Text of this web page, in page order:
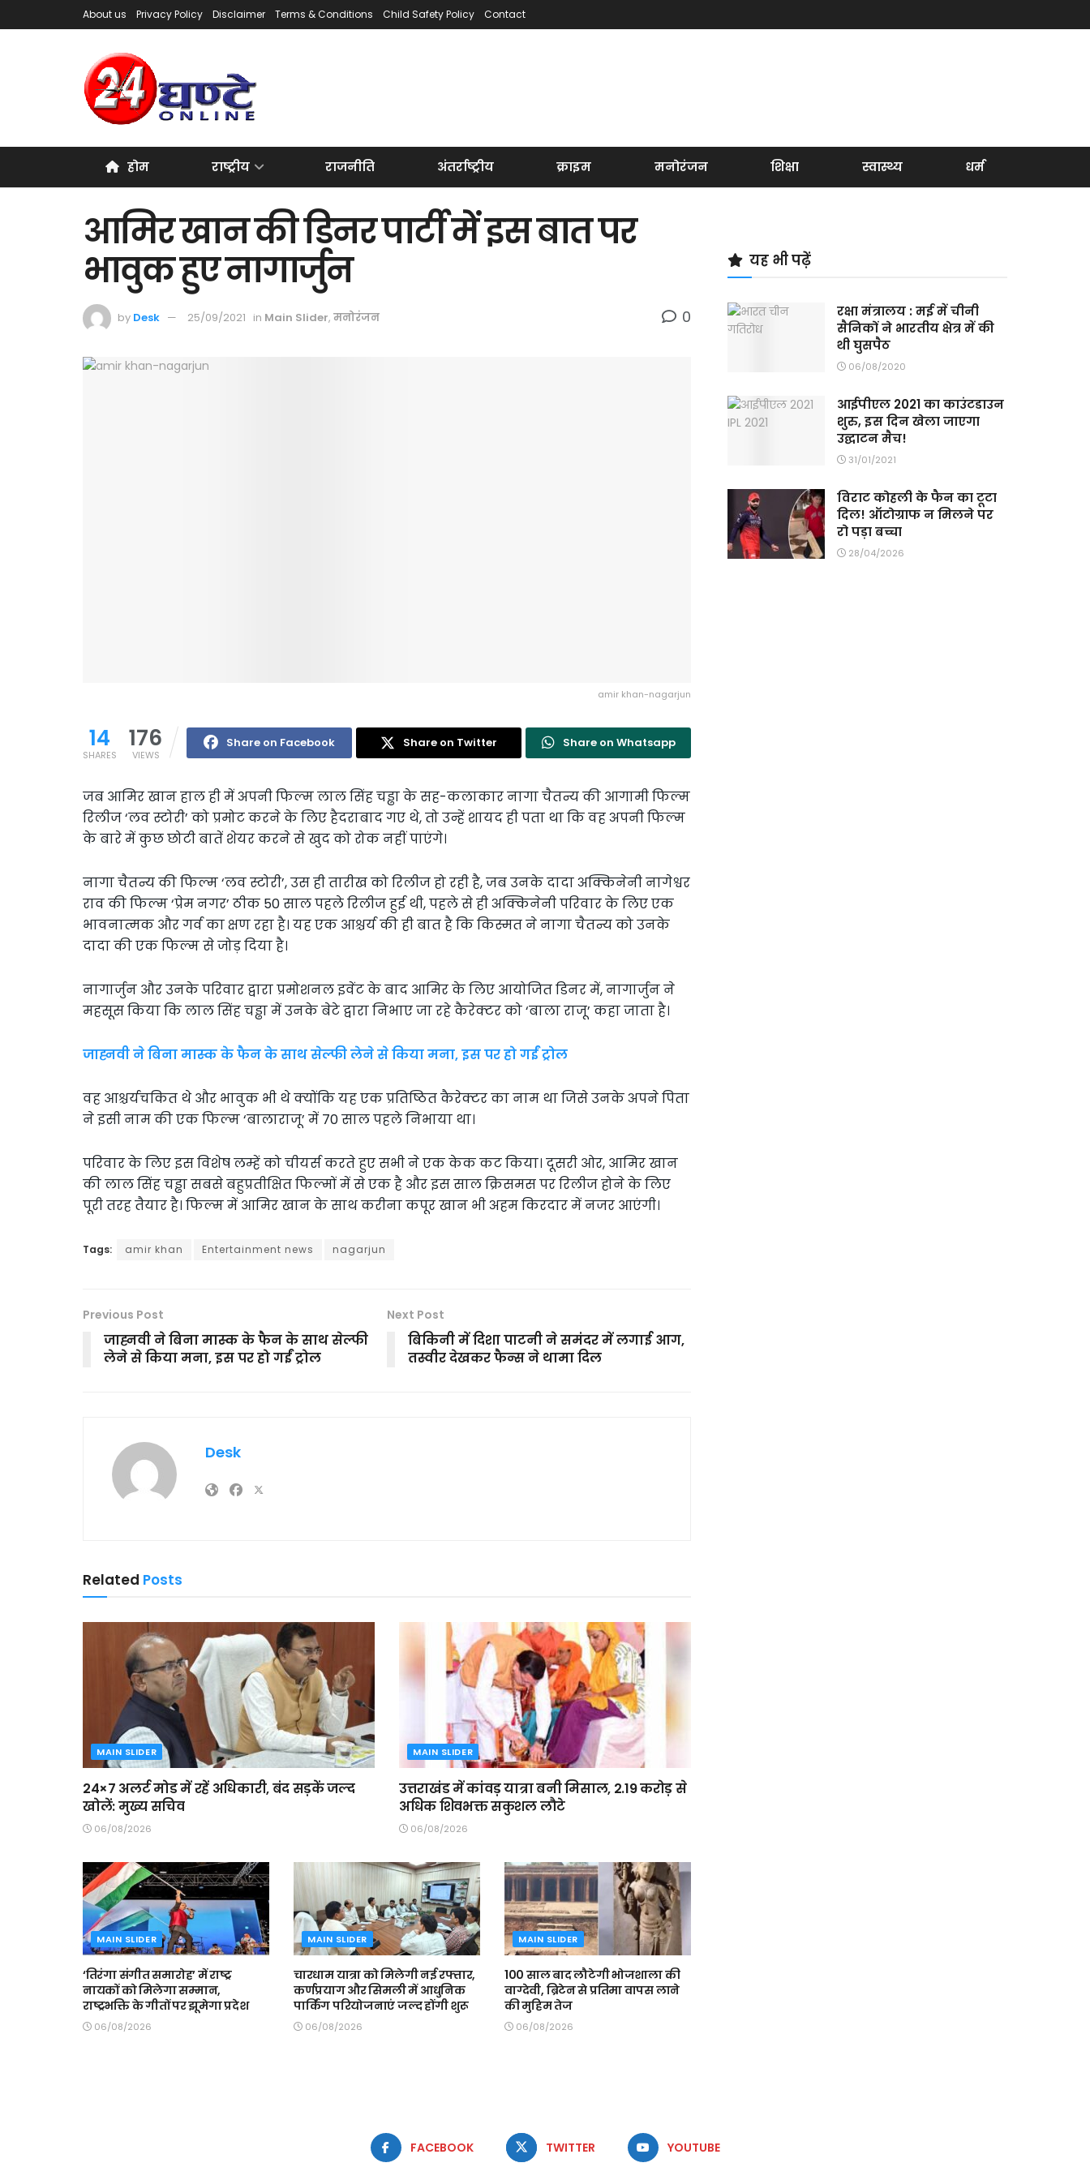
About us Privacy Policy Disclaimer Terms & Conditions Child Safety Policy Contact
होम राष्ट्रीय राजनीति अंतर्राष्ट्रीय क्राइम मनोरंजन शिक्षा स्वास्थ्य धर्म
आमिर खान की डिनर पार्टी में इस बात पर
भावुक हुए नागार्जुन
by Desk 25/09/2021 in Main Slider, मनोरंजन 0
amir khan-nagarjun
14
SHARES
176
VIEWS
Share on Facebook Share on Twitter Share on Whatsapp
जब आमिर खान हाल ही में अपनी फिल्म लाल सिंह चड्ढा के सह-कलाकार नागा चैतन्य की आगामी फिल्म
रिलीज ‘लव स्टोरी’ को प्रमोट करने के लिए हैदराबाद गए थे, तो उन्हें शायद ही पता था कि वह अपनी फिल्म
के बारे में कुछ छोटी बातें शेयर करने से खुद को रोक नहीं पाएंगे।
नागा चैतन्य की फिल्म ‘लव स्टोरी’, उस ही तारीख को रिलीज हो रही है, जब उनके दादा अक्किनेनी नागेश्वर
राव की फिल्म ‘प्रेम नगर’ ठीक 50 साल पहले रिलीज हुई थी, पहले से ही अक्किनेनी परिवार के लिए एक
भावनात्मक और गर्व का क्षण रहा है। यह एक आश्चर्य की ही बात है कि किस्मत ने नागा चैतन्य को उनके
दादा की एक फिल्म से जोड़ दिया है।
नागार्जुन और उनके परिवार द्वारा प्रमोशनल इवेंट के बाद आमिर के लिए आयोजित डिनर में, नागार्जुन ने
महसूस किया कि लाल सिंह चड्ढा में उनके बेटे द्वारा निभाए जा रहे कैरेक्टर को ‘बाला राजू’ कहा जाता है।
जाह्नवी ने बिना मास्क के फैन के साथ सेल्फी लेने से किया मना, इस पर हो गईं ट्रोल
वह आश्चर्यचकित थे और भावुक भी थे क्योंकि यह एक प्रतिष्ठित कैरेक्टर का नाम था जिसे उनके अपने पिता
ने इसी नाम की एक फिल्म ‘बालाराजू’ में 70 साल पहले निभाया था।
परिवार के लिए इस विशेष लम्हें को चीयर्स करते हुए सभी ने एक केक कट किया। दूसरी ओर, आमिर खान
की लाल सिंह चड्ढा सबसे बहुप्रतीक्षित फिल्मों में से एक है और इस साल क्रिसमस पर रिलीज होने के लिए
पूरी तरह तैयार है। फिल्म में आमिर खान के साथ करीना कपूर खान भी अहम किरदार में नजर आएंगी।
Tags: amir khan Entertainment news nagarjun
Previous Post
जाह्नवी ने बिना मास्क के फैन के साथ सेल्फी
लेने से किया मना, इस पर हो गईं ट्रोल
Next Post
बिकिनी में दिशा पाटनी ने समंदर में लगाई आग,
तस्वीर देखकर फैन्स ने थामा दिल
Desk
Related Posts
MAIN SLIDER
24×7 अलर्ट मोड में रहें अधिकारी, बंद सड़कें जल्द
खोलें: मुख्य सचिव
06/08/2026
MAIN SLIDER
उत्तराखंड में कांवड़ यात्रा बनी मिसाल, 2.19 करोड़ से
अधिक शिवभक्त सकुशल लौटे
06/08/2026
MAIN SLIDER
‘तिरंगा संगीत समारोह’ में राष्ट्र
नायकों को मिलेगा सम्मान,
राष्ट्रभक्ति के गीतों पर झूमेगा प्रदेश
06/08/2026
MAIN SLIDER
चारधाम यात्रा को मिलेगी नई रफ्तार,
कर्णप्रयाग और सिमली में आधुनिक
पार्किंग परियोजनाएं जल्द होंगी शुरू
06/08/2026
MAIN SLIDER
100 साल बाद लौटेगी भोजशाला की
वाग्देवी, ब्रिटेन से प्रतिमा वापस लाने
की मुहिम तेज
06/08/2026
यह भी पढ़ें
रक्षा मंत्रालय : मई में चीनी
सैनिकों ने भारतीय क्षेत्र में की
थी घुसपैठ
06/08/2020
आईपीएल 2021 का काउंटडाउन
शुरु, इस दिन खेला जाएगा
उद्घाटन मैच!
31/01/2021
विराट कोहली के फैन का टूटा
दिल! ऑटोग्राफ न मिलने पर
रो पड़ा बच्चा
28/04/2026
FACEBOOK TWITTER YOUTUBE